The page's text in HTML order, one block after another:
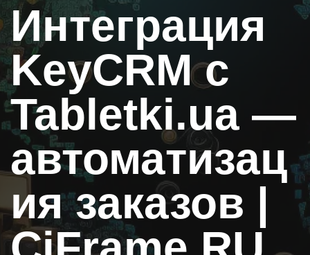
Интеграция
KeyCRM с
Tabletki.ua —
автоматизац
ия заказов |